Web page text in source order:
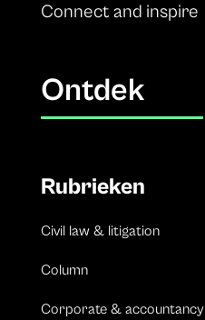
Connect and inspire
Ontdek
Rubrieken
Civil law & litigation
Column
Corporate & accountancy